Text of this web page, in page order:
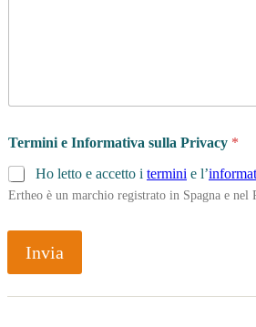
Termini e Informativa sulla Privacy *
Ho letto e accetto i termini e l’
Ertheo è un marchio registrato in Spagna e
Invia